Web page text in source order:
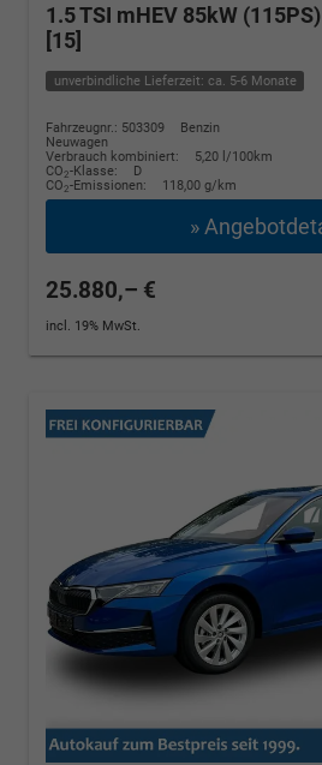
1.5 TSI mHEV 85kW (115PS)
[15]
unverbindliche Lieferzeit: ca. 5-6 Monate
Fahrzeugnr.: 503309
Benzin
Neuwagen
Verbrauch kombiniert:
5,20 l/100km
CO2-Klasse:
D
CO2-Emissionen: 118,00 g/km
»
25.880,– €
incl. 19% MwSt.